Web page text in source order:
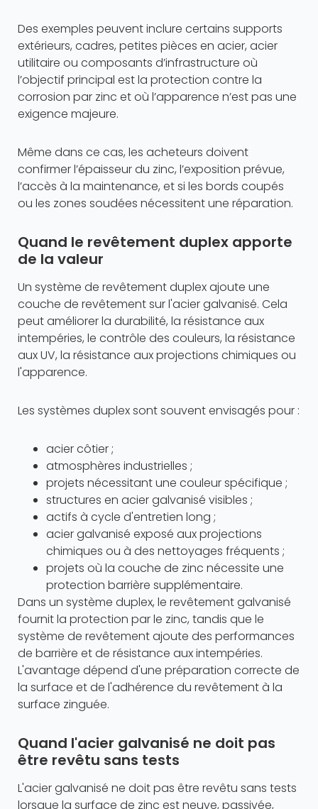
Des exemples peuvent inclure certains supports
extérieurs, cadres, petites pièces en acier, acier
utilitaire ou composants d’infrastructure où
l’objectif principal est la protection contre la
corrosion par zinc et où l’apparence n’est pas une
exigence majeure.
Même dans ce cas, les acheteurs doivent
confirmer l’épaisseur du zinc, l’exposition prévue,
l’accès à la maintenance, et si les bords coupés
ou les zones soudées nécessitent une réparation.
Quand le revêtement duplex apporte
de la valeur
Un système de revêtement duplex ajoute une
couche de revêtement sur l'acier galvanisé. Cela
peut améliorer la durabilité, la résistance aux
intempéries, le contrôle des couleurs, la résistance
aux UV, la résistance aux projections chimiques ou
l'apparence.
Les systèmes duplex sont souvent envisagés pour :
acier côtier ;
atmosphères industrielles ;
projets nécessitant une couleur spécifique ;
structures en acier galvanisé visibles ;
actifs à cycle d'entretien long ;
acier galvanisé exposé aux projections
chimiques ou à des nettoyages fréquents ;
projets où la couche de zinc nécessite une
protection barrière supplémentaire.
Dans un système duplex, le revêtement galvanisé
fournit la protection par le zinc, tandis que le
système de revêtement ajoute des performances
de barrière et de résistance aux intempéries.
L'avantage dépend d'une préparation correcte de
la surface et de l'adhérence du revêtement à la
surface zinguée.
Quand l'acier galvanisé ne doit pas
être revêtu sans tests
L'acier galvanisé ne doit pas être revêtu sans tests
lorsque la surface de zinc est neuve, passivée,